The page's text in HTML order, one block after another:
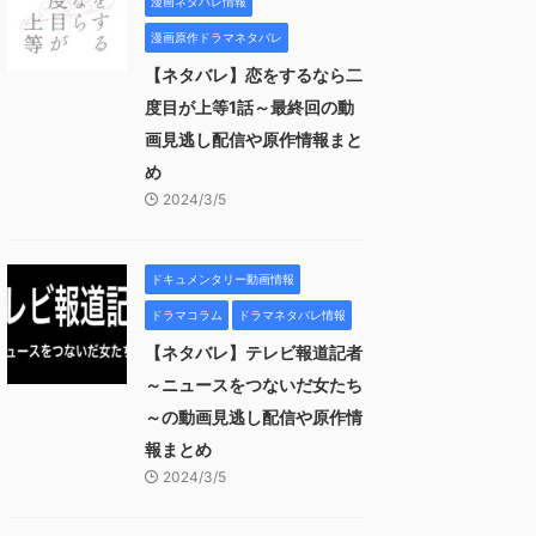
漫画原作ドラマネタバレ
【ネタバレ】恋をするなら二
度目が上等1話～最終回の動
画見逃し配信や原作情報まと
め
2024/3/5
ドキュメンタリー動画情報
ドラマコラム ドラマネタバレ情報
【ネタバレ】テレビ報道記者
～ニュースをつないだ女たち
～の動画見逃し配信や原作情
報まとめ
2024/3/5